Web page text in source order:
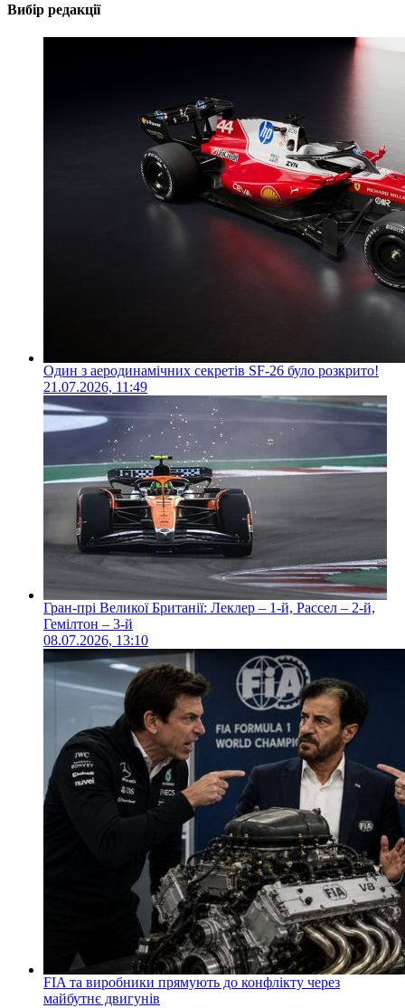
Вибір редакції
Один з аеродинамічних секретів SF-26 було розкрито!
21.07.2026, 11:49
Гран-прі Великої Британії: Леклер – 1-й, Рассел – 2-й,
Гемілтон – 3-й
08.07.2026, 13:10
FIA та виробники прямують до конфлікту через
майбутнє двигунів